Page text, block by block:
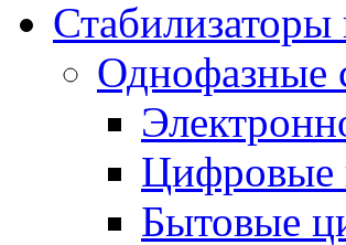
Однофазные
Цифровые
Бытовые